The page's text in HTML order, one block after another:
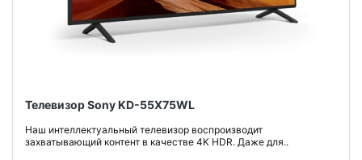
Телевизор Sony KD-55X75WL
Наш интеллектуальный телевизор воспроизводит
захватывающий контент в качестве 4K HDR. Даже для..